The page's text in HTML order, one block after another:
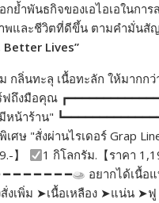
กย้ำพันธกิจของเอไอเอในกา
พและชีวิตที่ดีขึ้น ตามคำมั่นสั
Better Lives”
กลิ่นทะลุ เนื้อทะลัก ให้มากก
ถึงมือคุณ
หน้าร้าน"
เศษ "สั่งผ่านไรเดอร์ Grap
】
1 กิโลกรัม.【ราคา
━ ━ ━ ━ ━ ━ ━
อยากได้เนื้อ
งเพิ่ม ➤เนื้อเหลือง ➤แน่น ➤